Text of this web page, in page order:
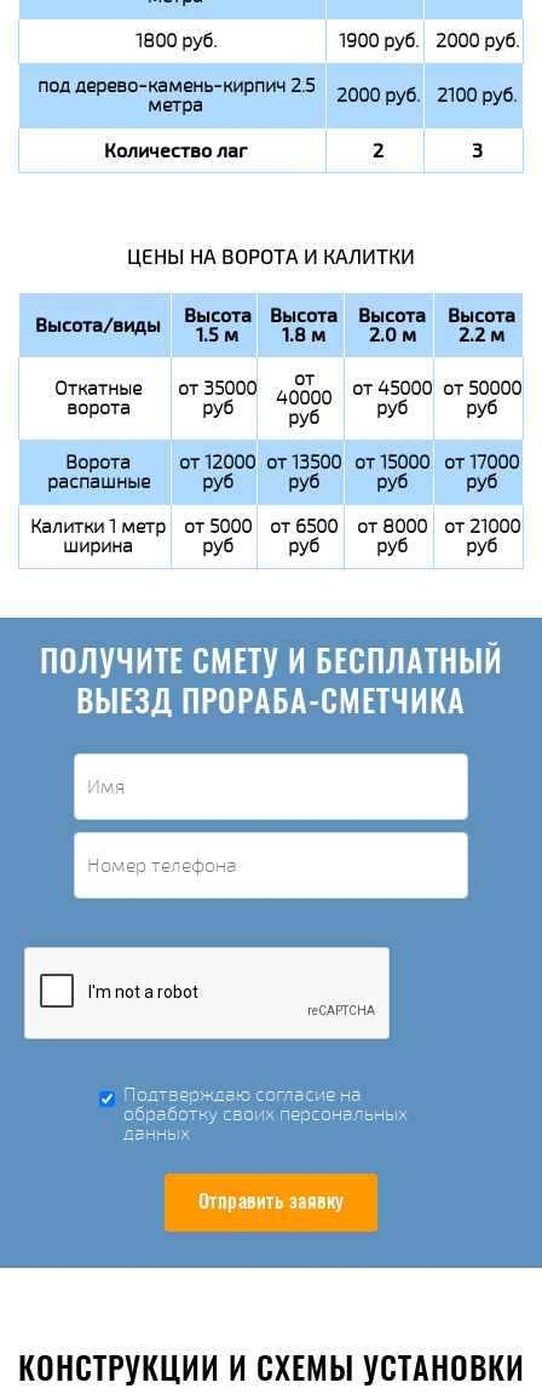
1800 руб.
1900 руб.
2000 руб.
под дерево-камень-кирпич 2.5
метра 2000 руб. 2100 руб.
Количество лаг 2 3
ЦЕНЫ НА ВОРОТА И КАЛИТКИ
Высота/виды Высота
1.5 м
Высота
1.8 м
Высота
2.0 м
Высота
2.2 м
Откатные
ворота
от 35000
руб
от
40000
руб
от 45000
руб
от 50000
руб
Ворота
распашные
от 12000
руб
от 13500
руб
от 15000
руб
от 17000
руб
Калитки 1 метр
ширина
от 5000
руб
от 6500
руб
от 8000
руб
от 21000
руб
ПОЛУЧИТЕ СМЕТУ И БЕСПЛАТНЫЙ
ВЫЕЗД ПРОРАБА-СМЕТЧИКА
Подтверждаю согласие на
обработку своих персональных
данных
Отправить заявку
КОНСТРУКЦИИ И СХЕМЫ УСТАНОВКИ